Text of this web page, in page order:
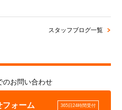
スタッフブログ一覧
のお問い合わせ
フォーム 365日24時間受付